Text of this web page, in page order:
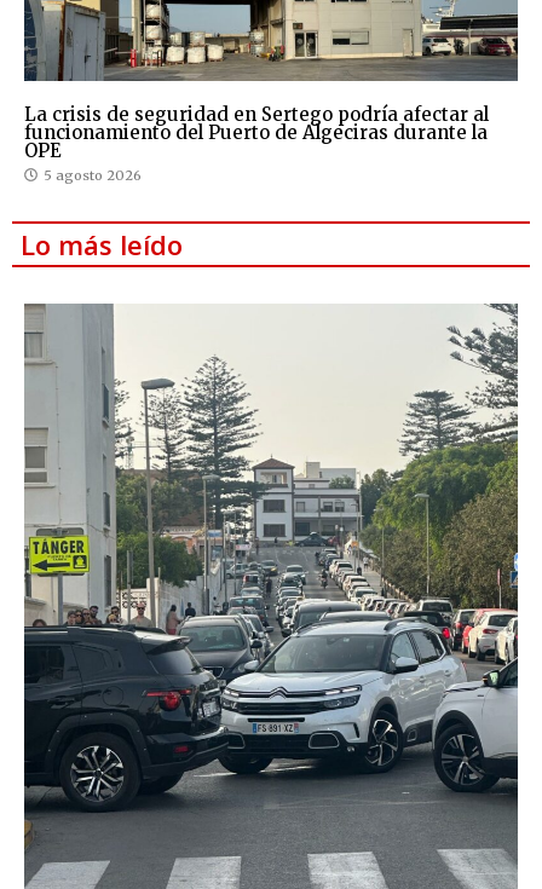
La crisis de seguridad en Sertego podría afectar al
funcionamiento del Puerto de Algeciras durante la
OPE
5 agosto 2026
Lo más leído